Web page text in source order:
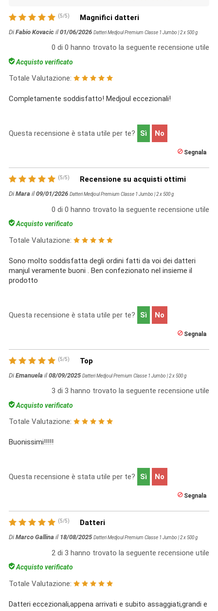
(5/5) Magnifici datteri
Di Fabio Kovacic il 01/06/2026 Datteri Medjoul Premium Classe 1 Jumbo | 2 x 500 g
0 di 0 hanno trovato la seguente recensione utile
Acquisto verificato
Totale Valutazione:
Completamente soddisfatto! Medjoul eccezionali!
Questa recensione è stata utile per te? Sì No
Segnala
(5/5) Recensione su acquisti ottimi
Di Mara il 09/01/2026 Datteri Medjoul Premium Classe 1 Jumbo | 2 x 500 g
0 di 0 hanno trovato la seguente recensione utile
Acquisto verificato
Totale Valutazione:
Sono molto soddisfatta degli ordini fatti da voi dei datteri
manjul veramente buoni . Ben confezionato nel insieme il
prodotto
Questa recensione è stata utile per te? Sì No
Segnala
(5/5) Top
Di Emanuela il 08/09/2025 Datteri Medjoul Premium Classe 1 Jumbo | 2 x 500 g
3 di 3 hanno trovato la seguente recensione utile
Acquisto verificato
Totale Valutazione:
Buonissimi!!!!!
Questa recensione è stata utile per te? Sì No
Segnala
(5/5) Datteri
Di Marco Gallina il 18/08/2025 Datteri Medjoul Premium Classe 1 Jumbo | 2 x 500 g
2 di 3 hanno trovato la seguente recensione utile
Acquisto verificato
Totale Valutazione:
Datteri eccezionali,appena arrivati e subito assaggiati,grandi e